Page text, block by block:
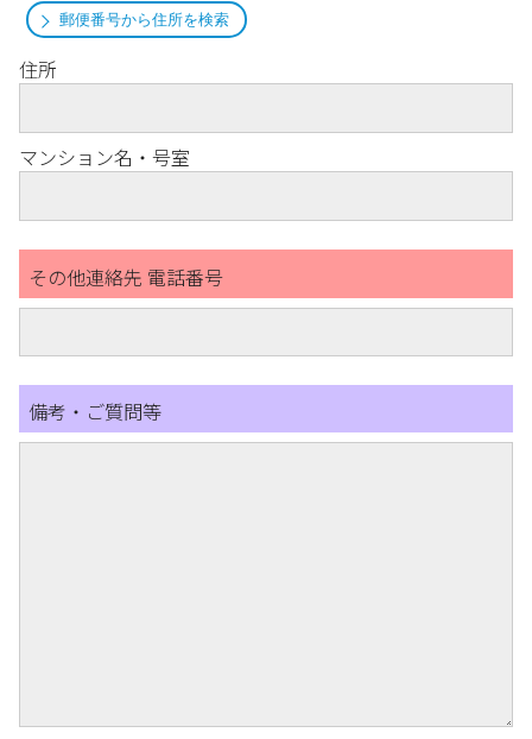
郵便番号から住所を検索
住所
マンション名・号室
その他連絡先 電話番号
備考・ご質問等